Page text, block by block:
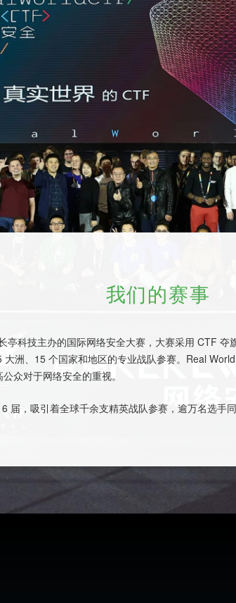
我们的赛事
亭科技主办的国际网络安全大赛，大赛采用 CTF
洲、15 个国家和地区的专业战队参赛。Real
众对于网络安全的重视。
届，吸引着全球千余支精英战队参赛，逾万名选手